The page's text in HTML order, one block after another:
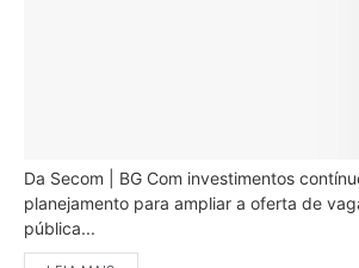
Da Secom | BG Com investimentos
planejamento para ampliar a oferta de
pública...